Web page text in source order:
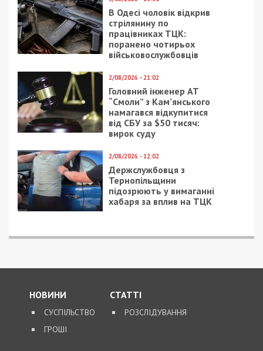
Следующая статья:
Ворог атакував Нікополь дронами: є
загибла та поранені
СУСПІЛЬСТВО
10/01/2019 - 16:00
В детской областной
больнице в Днепре
построят недешевый
корпусами: фото
17/04/2020 - 16:00
Коронавирус в Днепре:
главврач Мечникова